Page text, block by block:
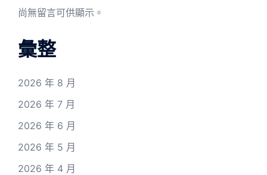
尚無留言可供顯示。
彙整
2026 年 8 月
2026 年 7 月
2026 年 6 月
2026 年 5 月
2026 年 4 月